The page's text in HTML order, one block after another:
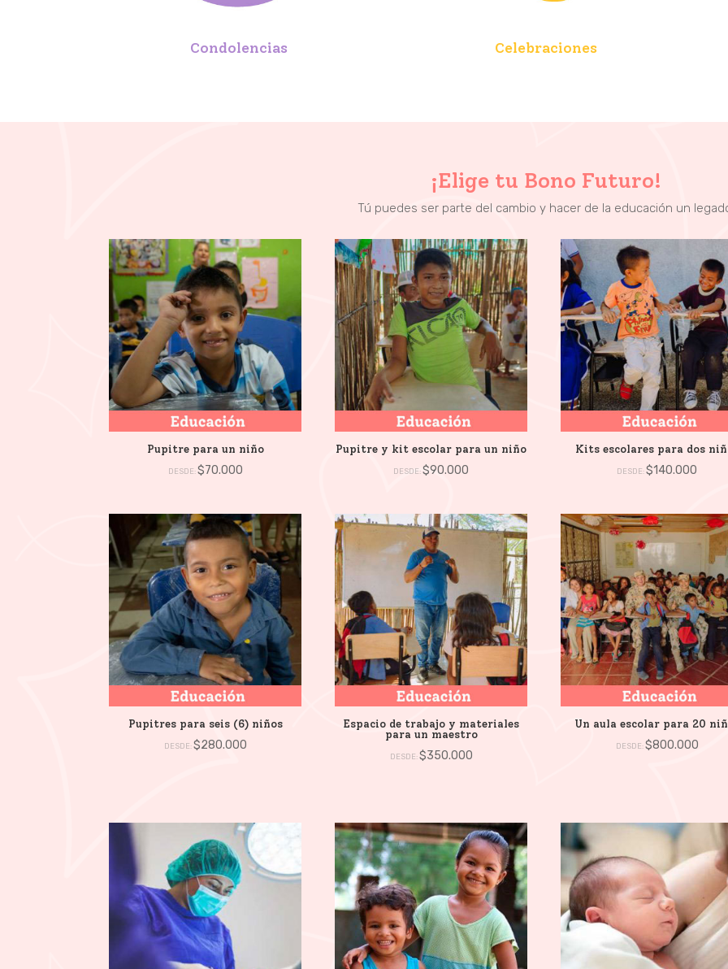
Condolencias Celebraciones
¡Elige tu Bono Futuro!
Tú puedes ser parte del cambio y hacer de la educación un
Pupitre para un niño
DESDE:$70.000
Pupitre y kit escolar para un niño
DESDE:$90.000
Kits escolares para dos
DESDE:$140.000
Pupitres para seis (6) niños
DESDE:$280.000
Espacio de trabajo y materiales
para un maestro
DESDE:$350.000
Un aula escolar para 20
DESDE:$800.000